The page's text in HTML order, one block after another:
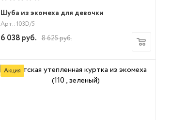
Шуба из экомеха для девочки
Арт.: 103D/5
6 038 руб. 8 625руб.
Акция